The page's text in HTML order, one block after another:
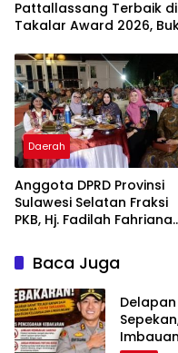
Pattallassang Terbaik di
Takalar Award 2026,
Pelayanan Kesehatan
Berkualitas
Daerah
Anggota DPRD Provinsi
Sulawesi Selatan Fraksi
PKB, Hj. Fadilah Fahriana
Takalar Menyalakan
Lentera Pengabdian
Melalui Malam Apresiasi
dan Inovasi Award 2026
Baca Juga